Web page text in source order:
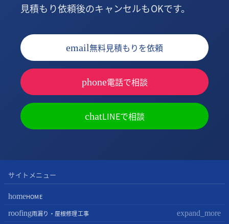
見積もり依頼後のキャンセルもOKです。
email無料見積もりを依頼
phone電話で相談
chatLINEで相談
サイトメニュー
homeHOME
roofing雨漏り・屋根修理工事 expand_more